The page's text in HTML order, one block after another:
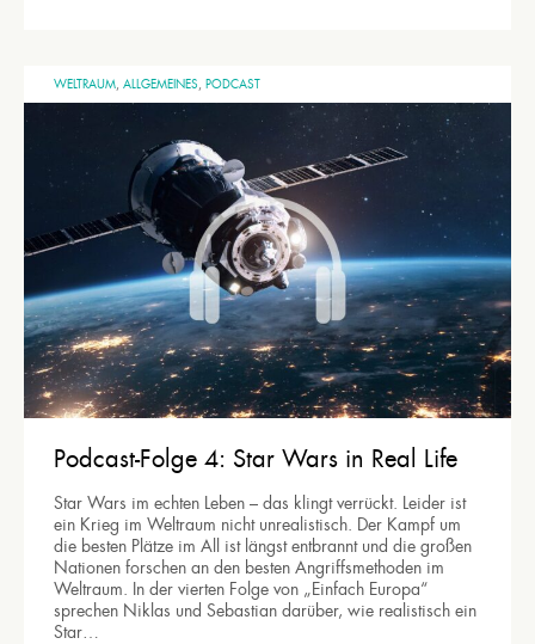
WELTRAUM, ALLGEMEINES, PODCAST
Podcast-Folge 4: Star Wars in Real Life
Star Wars im echten Leben – das klingt verrückt. Leider ist
ein Krieg im Weltraum nicht unrealistisch. Der Kampf um
die besten Plätze im All ist längst entbrannt und die großen
Nationen forschen an den besten Angriffsmethoden im
Weltraum. In der vierten Folge von „Einfach Europa“
sprechen Niklas und Sebastian darüber, wie realistisch ein
Star…